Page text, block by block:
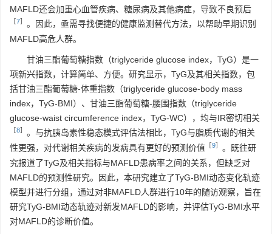
MAFLD还会加重心血管疾病、糖尿病及其他病症，导致不良预后
［7］ 。因此，亟需寻找便捷的健康监测替代方法，以帮助早期识别
MAFLD高危人群。
甘油三酯葡萄糖指数（triglyceride glucose index，TyG）是一
项新兴指数，计算简单、方便。研究显示，TyG及其相关指数，包
括甘油三酯葡萄糖-体重指数（triglyceride glucose-body mass
index，TyG-BMI）、甘油三酯葡萄糖-腰围指数（triglyceride
glucose-waist circumference index，TyG-WC），均与IR密切相关
［8］ 。与抗胰岛素性稳态模式评估法相比，TyG与脂质代谢的相关
性更强，对代谢相关疾病的发病具有更好的预测价值 ［9］ 。既往研
究报道了TyG及相关指标与MAFLD患病率之间的关系，但缺乏对
MAFLD的预测性研究。因此，本研究建立了TyG-BMI动态变化轨迹
模型并进行分组，通过对非MAFLD人群进行10年的随访观察，旨在
研究TyG-BMI动态轨迹对新发MAFLD的影响，并评估TyG-BMI水平
对MAFLD的诊断价值。